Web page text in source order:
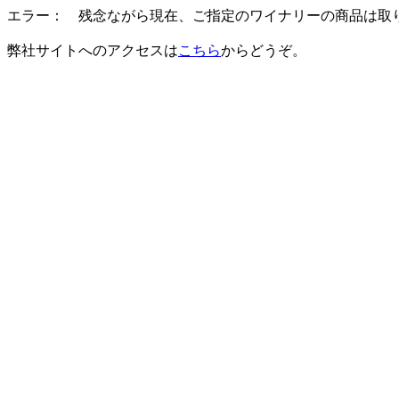
エラー： 残念ながら現在、ご指定のワイナリーの商品は取
弊社サイトへのアクセスはこちらからどうぞ。